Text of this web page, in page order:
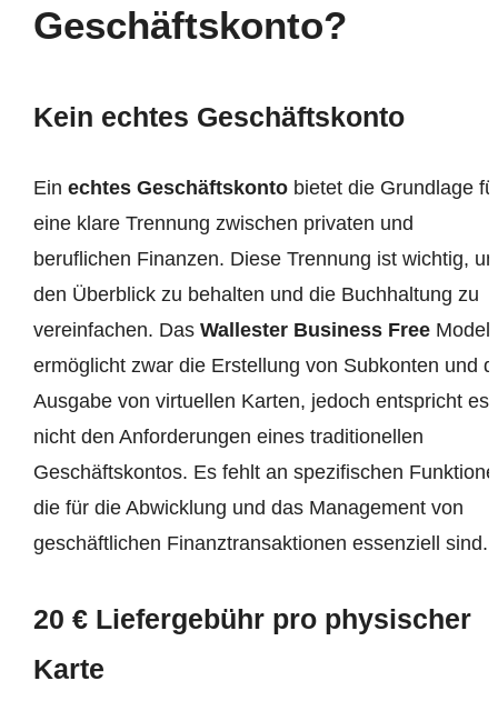
Geschäftskonto?
Kein echtes Geschäftskonto
Ein echtes Geschäftskontobietet die Grundlage
eine klare Trennung zwischen privaten und
beruflichen Finanzen. Diese Trennung ist wichtig,
den Überblick zu behalten und die Buchhaltung zu
vereinfachen. Das Wallester Business FreeModell
ermöglicht zwar die Erstellung von Subkonten und
Ausgabe von virtuellen Karten, jedoch entspricht es
nicht den Anforderungen eines traditionellen
Geschäftskontos. Es fehlt an spezifischen
die für die Abwicklung und das Management von
geschäftlichen Finanztransaktionen essenziell sind.
20 € Liefergebühr pro physischer
Karte